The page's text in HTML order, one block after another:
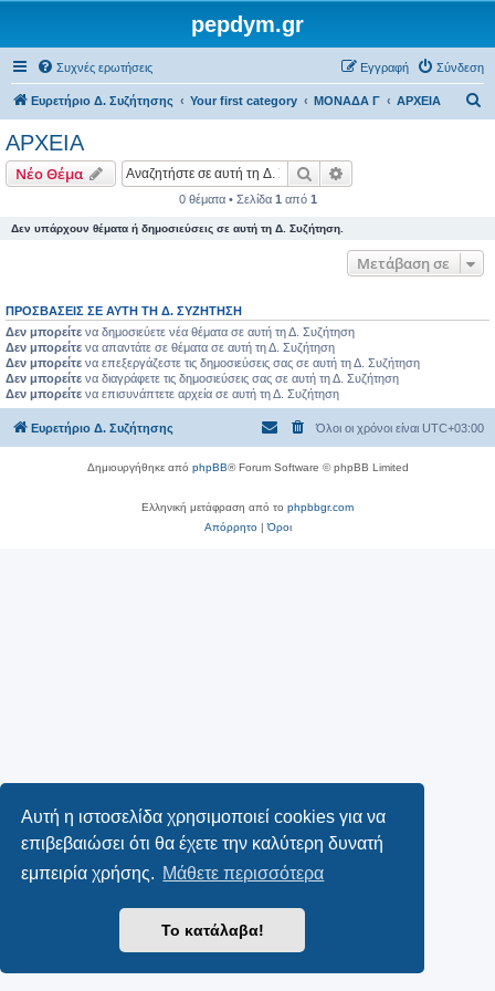
Αυτή η ιστοσελίδα χρησιμοποιεί cookies για να
επιβεβαιώσει ότι θα έχετε την καλύτερη δυνατή
εμπειρία χρήσης. Μάθετε περισσότερα
Το κατάλαβα!
pepdym.gr
Συχνές ερωτήσεις Σύνδεση
Εγγραφή
Ευρετήριο Δ. Συζήτησης Your first category ΜΟΝΑΔΑ Γ ΑΡΧΕΙΑ
ΑΡΧΕΙΑ
Νέο Θέμα Αναζήτηση
0 θέματα • Σελίδα 1 από 1
Δεν υπάρχουν θέματα ή δημοσιεύσεις σε αυτή τη Δ. Συζήτηση.
Μετάβαση σε
ΠΡΟΣΒΆΣΕΙΣ ΣΕ ΑΥΤΉ ΤΗ Δ. ΣΥΖΉΤΗΣΗ
Δεν μπορείτε να δημοσιεύετε νέα θέματα σε αυτή τη Δ. Συζήτηση
Δεν μπορείτε να απαντάτε σε θέματα σε αυτή τη Δ. Συζήτηση
Δεν μπορείτε να επεξεργάζεστε τις δημοσιεύσεις σας σε αυτή τη Δ. Συζήτηση
Δεν μπορείτε να διαγράφετε τις δημοσιεύσεις σας σε αυτή τη Δ. Συζήτηση
Δεν μπορείτε να επισυνάπτετε αρχεία σε αυτή τη Δ. Συζήτηση
Ευρετήριο Δ. Συζήτησης Όλοι οι χρόνοι είναι UTC+03:00
Δημιουργήθηκε από phpBB® Forum Software © phpBB Limited
Ελληνική μετάφραση από το phpbbgr.com
Απόρρητο|Όροι